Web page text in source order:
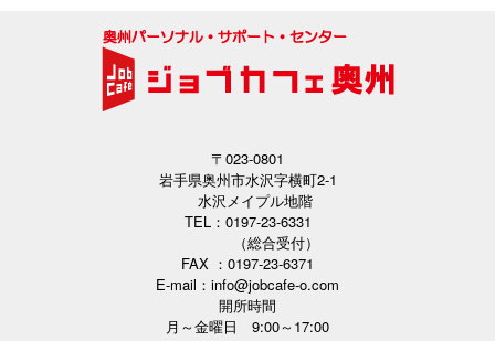
〒023-0801
岩手県奥州市水沢字横町2-1
水沢メイプル地階
TEL：0197-23-6331
（総合受付）
FAX ：0197-23-6371
E-mail：info@jobcafe-o.com
開所時間
月～金曜日 9:00～17:00